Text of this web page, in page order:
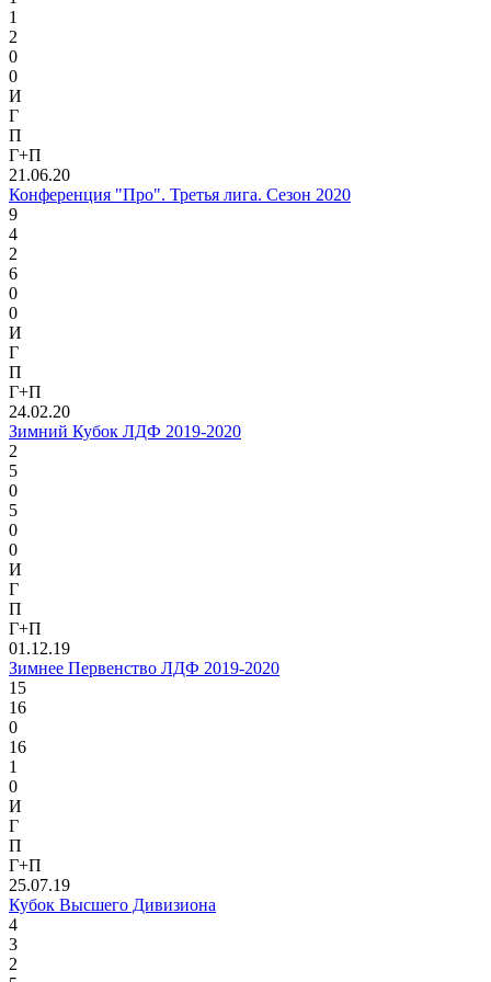
1
2
0
0
И
Г
П
Г+П
21.06.20
Конференция "Про". Третья лига. Сезон 2020
9
4
2
6
0
0
И
Г
П
Г+П
24.02.20
Зимний Кубок ЛДФ 2019-2020
2
5
0
5
0
0
И
Г
П
Г+П
01.12.19
Зимнее Первенство ЛДФ 2019-2020
15
16
0
16
1
0
И
Г
П
Г+П
25.07.19
Кубок Высшего Дивизиона
4
3
2